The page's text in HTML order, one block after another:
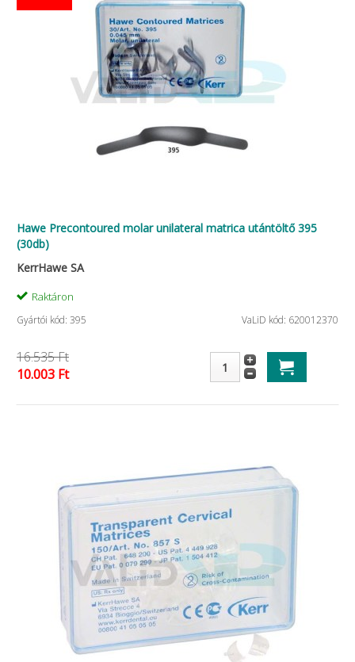
Hawe Precontoured molar unilateral matrica utántöltő 395
(30db)
KerrHawe SA
Raktáron
Gyártói kód: 395 VaLiD kód: 620012370
16.535 Ft
10.003 Ft